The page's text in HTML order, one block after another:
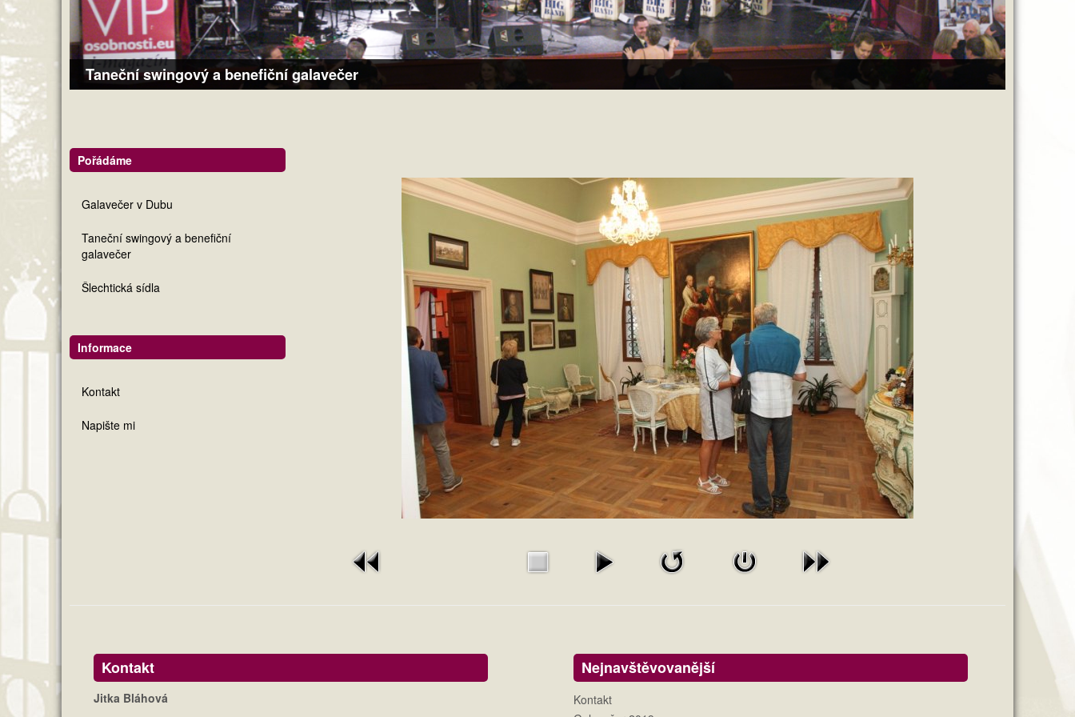
Taneční swingový a benefiční galavečer
Pořádáme
Galavečer v Dubu
Taneční swingový a benefiční
galavečer
Šlechtická sídla
Informace
Kontakt
Napište mi
Kontakt
Jitka Bláhová
Nejnavštěvovanější
Kontakt